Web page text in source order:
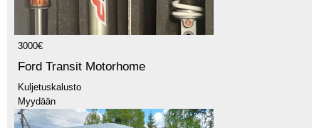
3000€
Ford Transit Motorhome
Kuljetuskalusto
Myydään